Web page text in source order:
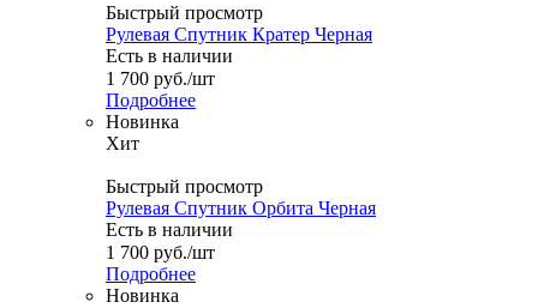
Быстрый просмотр
Рулевая Спутник Кратер Черная
Есть в наличии
1 700 руб./шт
Подробнее
Новинка
Хит
Быстрый просмотр
Рулевая Спутник Орбита Черная
Есть в наличии
1 700 руб./шт
Подробнее
Новинка